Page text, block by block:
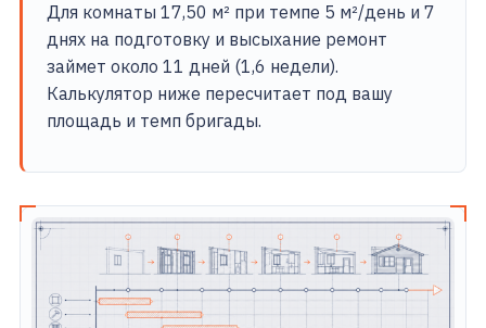
Для комнаты 17,50 м² при темпе 5 м²/день и 7
днях на подготовку и высыхание ремонт
займет около 11 дней (1,6 недели).
Калькулятор ниже пересчитает под вашу
площадь и темп бригады.